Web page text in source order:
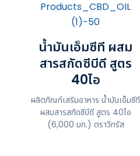
น้ำมันเอ็มซีที ผสม
สารสกัดซีบีดี สูตร
40ไอ
ผลิตภัณฑ์เสริมอาหาร น้ำมันเอ็มซีที
ผสมสารสกัดซีบีดี สูตร 40ไอ
(6,000 มก.) ตราวีทรัส